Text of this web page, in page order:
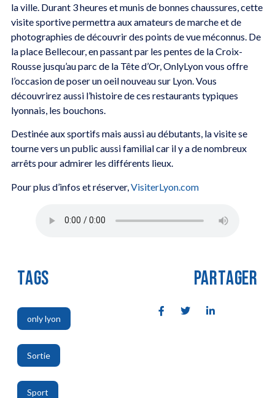
la ville. Durant 3 heures et munis de bonnes chaussures, cette
visite sportive permettra aux amateurs de marche et de
photographies de découvrir des points de vue méconnus. De
la place Bellecour, en passant par les pentes de la Croix-
Rousse jusqu’au parc de la Tête d’Or, OnlyLyon vous offre
l’occasion de poser un oeil nouveau sur Lyon. Vous
découvrirez aussi l’histoire de ces restaurants typiques
lyonnais, les bouchons.
Destinée aux sportifs mais aussi au débutants, la visite se
tourne vers un public aussi familial car il y a de nombreux
arrêts pour admirer les différents lieux.
Pour plus d’infos et réserver, VisiterLyon.com
TAGS
only lyon
,
Sortie
,
Sport
PARTAGER